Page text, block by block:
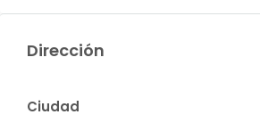
Dirección
Ciudad